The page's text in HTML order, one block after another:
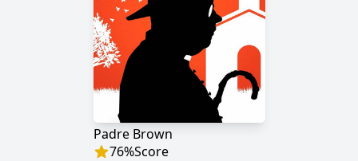
Padre Brown
76%Score